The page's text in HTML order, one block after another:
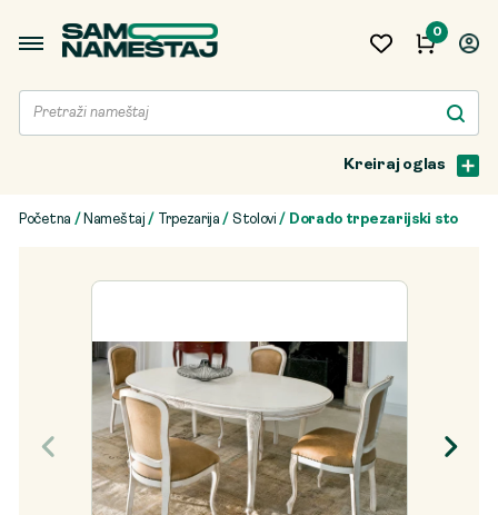
0
Kreiraj oglas
Početna / Nameštaj / Trpezarija / Stolovi / Dorado trpezarijski sto